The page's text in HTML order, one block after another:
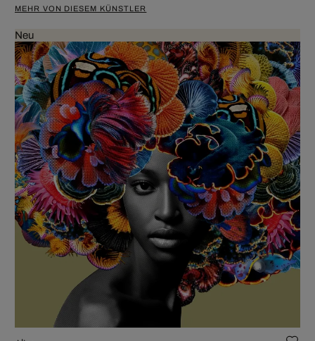
MEHR VON DIESEM KÜNSTLER
Neu